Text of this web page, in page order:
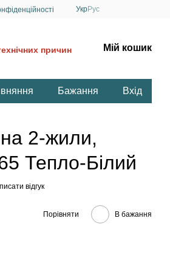
УкрРус
причин
Мій кошик
Бажання Вхід
2-жили,
Тепло-Білий
відгук
Порівняти В бажання